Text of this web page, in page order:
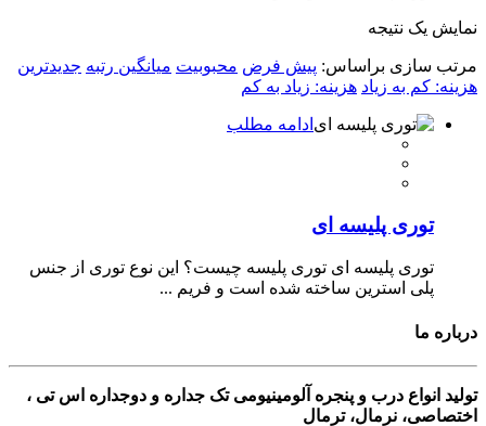
نمایش یک نتیجه
مرتب سازی براساس: پیش فرض محبوبیت میانگین رتبه جدیدترین
هزینه: کم به زیاد هزینه: زیاد به کم
ادامه مطلب
توری پلیسه ای
توری پلیسه ای توری پلیسه چیست؟ این نوع توری از جنس
پلی استرین ساخته شده است و فریم ...
درباره ما
تولید انواع درب و پنجره آلومینیومی تک جداره و دوجداره اس تی ،
اختصاصی، نرمال، ترمال